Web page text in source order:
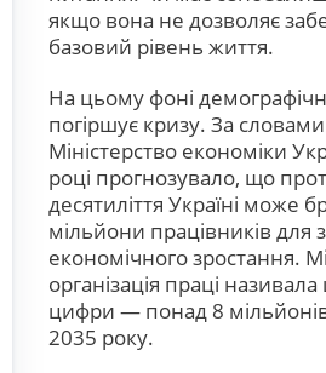
якщо вона не дозволяє
базовий рівень життя.
На цьому фоні
погіршує кризу. За
Міністерство економіки
році прогнозувало, що
десятиліття Україні може
мільйони працівників для
економічного зростання.
організація праці
цифри — понад 8
2035 року.